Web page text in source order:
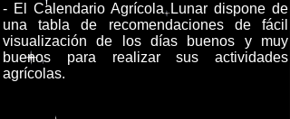
- El Calendario Agrícola Lunar dispone de
una tabla de recomendaciones de fácil
visualización de los días buenos y muy
buenos para realizar sus actividades
agrícolas.